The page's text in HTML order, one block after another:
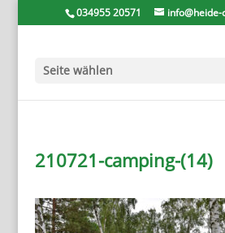
034955 20571
Seite wählen
210721-camping-(14)